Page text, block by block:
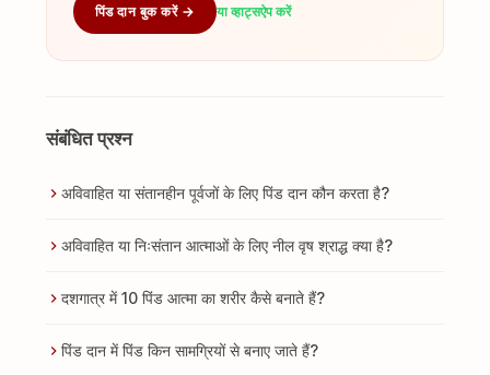
पिंड दान बुक करें → या व्हाट्सऐप करें
संबंधित प्रश्न
अविवाहित या संतानहीन पूर्वजों के लिए पिंड दान कौन करता है?
अविवाहित या निःसंतान आत्माओं के लिए नील वृष श्राद्ध क्या है?
दशगात्र में 10 पिंड आत्मा का शरीर कैसे बनाते हैं?
पिंड दान में पिंड किन सामग्रियों से बनाए जाते हैं?